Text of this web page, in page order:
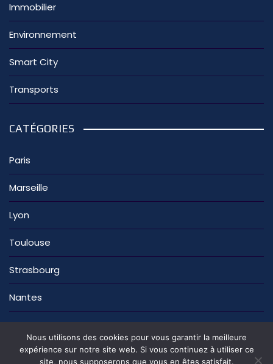
Immobilier
Environnement
Smart City
Transports
CATÉGORIES
Paris
Marseille
Lyon
Toulouse
Strasbourg
Nantes
Nous utilisons des cookies pour vous garantir la meilleure
expérience sur notre site web. Si vous continuez à utiliser ce
site, nous supposerons que vous en êtes satisfait.